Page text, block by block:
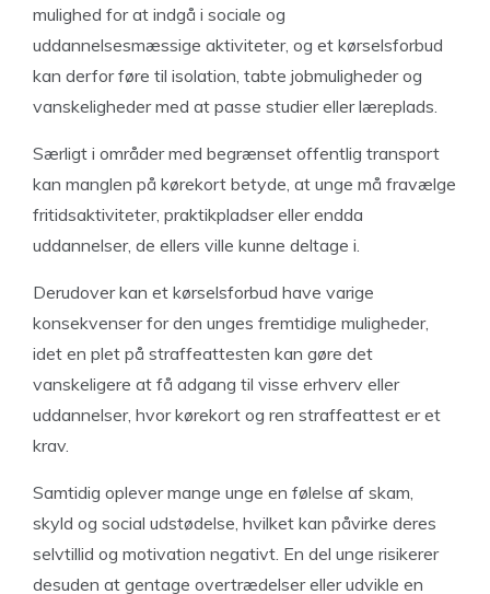
mulighed for at indgå i sociale og
uddannelsesmæssige aktiviteter, og et kørselsforbud
kan derfor føre til isolation, tabte jobmuligheder og
vanskeligheder med at passe studier eller læreplads.
Særligt i områder med begrænset offentlig transport
kan manglen på kørekort betyde, at unge må fravælge
fritidsaktiviteter, praktikpladser eller endda
uddannelser, de ellers ville kunne deltage i.
Derudover kan et kørselsforbud have varige
konsekvenser for den unges fremtidige muligheder,
idet en plet på straffeattesten kan gøre det
vanskeligere at få adgang til visse erhverv eller
uddannelser, hvor kørekort og ren straffeattest er et
krav.
Samtidig oplever mange unge en følelse af skam,
skyld og social udstødelse, hvilket kan påvirke deres
selvtillid og motivation negativt. En del unge risikerer
desuden at gentage overtrædelser eller udvikle en